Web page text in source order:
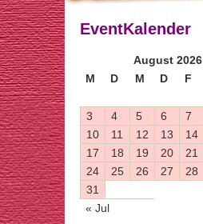
EventKalender
August 2026
M
D M D F
« Jul
3
4 5 6 7
10
11 12 13 14
17
18 19 20 21
24
25 26 27 28
31